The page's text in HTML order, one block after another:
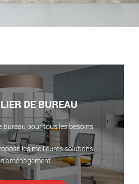
DE BUREAU
bureau pour tous les besoins.
les meilleures solutions
d’aménagement.